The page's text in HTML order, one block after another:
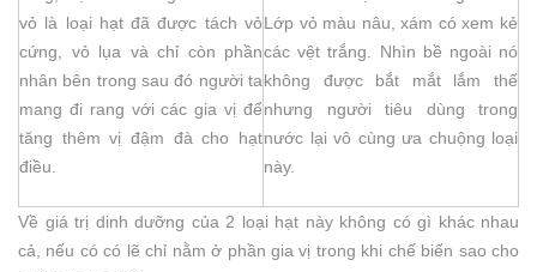
vỏ là loại hạt đã được tách vỏ
cứng, vỏ lụa và chỉ còn phần
nhân bên trong sau đó người ta
mang đi rang với các gia vị để
tăng thêm vị đậm đà cho hạt
điều.
Lớp vỏ màu nâu, xám có xem kẻ
các vệt trắng. Nhìn bề ngoài nó
không được bắt mắt lắm thế
nhưng người tiêu dùng trong
nước lại vô cùng ưa chuộng loại
này.
Về giá trị dinh dưỡng của 2 loại hạt này không có gì khác nhau
cả, nếu có có lẽ chỉ nằm ở phần gia vị trong khi chế biến sao cho